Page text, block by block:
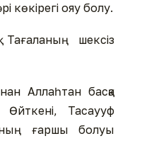
көкірегі ояу болу.
шексіз
Аллаһтан басқа
Өйткені, Тасаууф
ғаршы болуы